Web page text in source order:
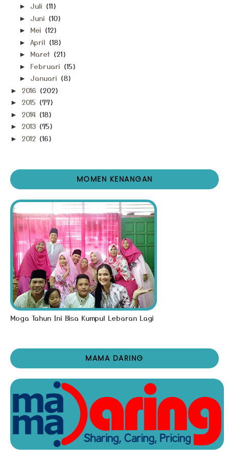
► Juli (11)
► Juni (10)
► Mei (12)
► April (18)
► Maret (21)
► Februari (15)
► Januari (8)
► 2016 (202)
► 2015 (77)
► 2014 (18)
► 2013 (75)
► 2012 (16)
MOMEN KENANGAN
Moga Tahun Ini Bisa Kumpul Lebaran Lagi
MAMA DARING